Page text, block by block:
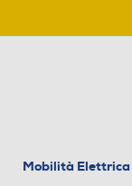
Mobilità Elettrica